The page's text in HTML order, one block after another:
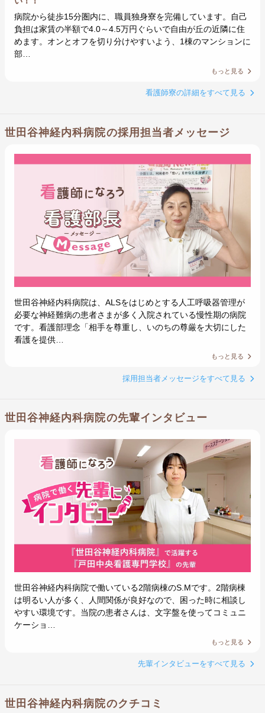
病院から徒歩15分圏内に、職員独身寮を完備しています。自己
負担は家賃の半額で4.0～4.5万円ぐらいで自由が丘の近隣に住
めます。オンとオフを切り分けやすいよう、1棟のマンションに
部…
もっと見る
看護師寮の詳細をすべて見る
世田谷神経内科病院の採用担当者メッセージ
世田谷神経内科病院は、ALSをはじめとする人工呼吸器管理が
必要な神経難病の患者さまが多く入院されている慢性期の病院
です。看護部理念「相手を尊重し、いのちの尊厳を大切にした
看護を提供…
もっと見る
採用担当者メッセージをすべて見る
世田谷神経内科病院の先輩インタビュー
世田谷神経内科病院で働いている2階病棟のS.Mです。2階病棟
は明るい人が多く、人間関係が良好なので、困った時に相談し
やすい環境です。当院の患者さんは、文字盤を使ってコミュニ
ケーショ…
もっと見る
先輩インタビューをすべて見る
世田谷神経内科病院のクチコミ